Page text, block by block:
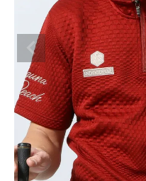
カテゴリー
スタイリング
ニュース・特集
ランキング
お問い合わせ